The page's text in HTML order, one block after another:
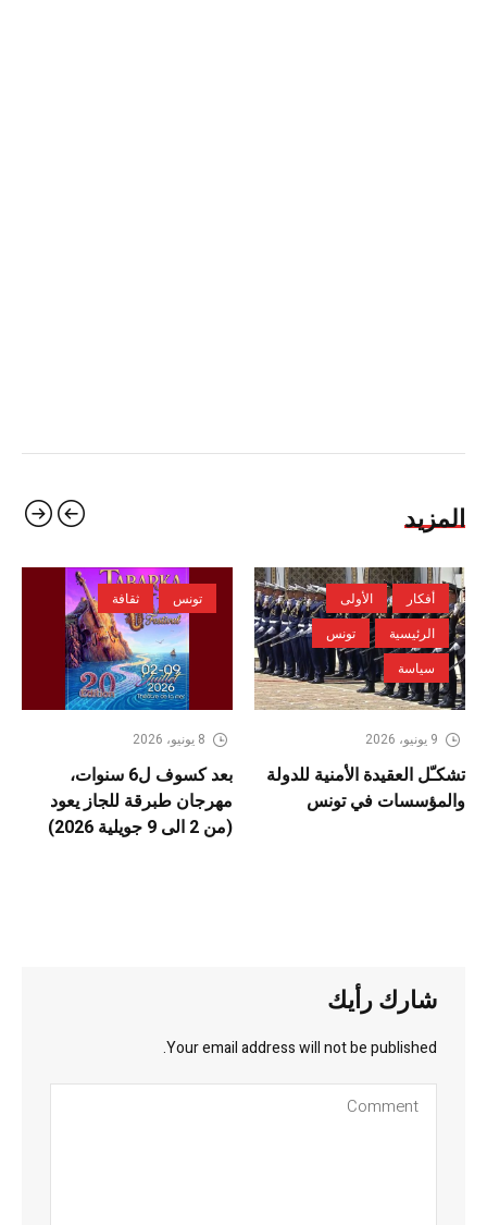
المزيد
أفكار
الأولى
الرئيسية
تونس
سياسة
9 يونيو، 2026
تشكـّل العقيدة الأمنية للدولة
والمؤسسات في تونس
تونس ثقافة
8 يونيو، 2026
بعد كسوف ل6 سنوات،
مهرجان طبرقة للجاز يعود
(من 2 الى 9 جويلية 2026)
شارك رأيك
Your email address will not be published.